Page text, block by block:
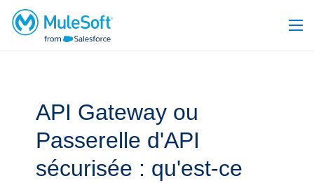
API Gateway ou
Passerelle d'API
sécurisée : qu'est-ce